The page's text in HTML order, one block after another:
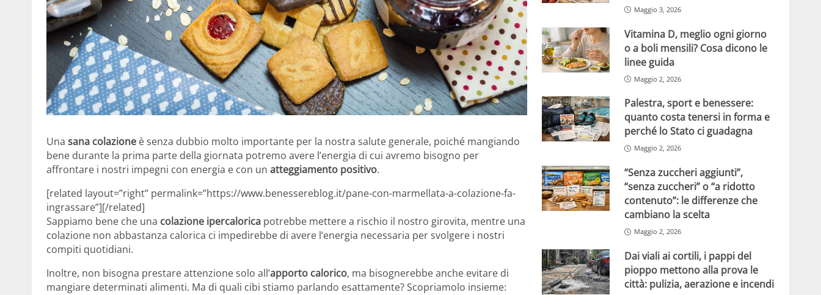
Una sana colazione è senza dubbio molto importante per la nostra salute generale, poiché mangiando
bene durante la prima parte della giornata potremo avere l’energia di cui avremo bisogno per
affrontare i nostri impegni con energia e con un atteggiamento positivo.
[related layout=”right” permalink=”https://www.benessereblog.it/pane-con-marmellata-a-colazione-fa-
ingrassare”][/related]
Sappiamo bene che una colazione ipercalorica potrebbe mettere a rischio il nostro girovita, mentre una
colazione non abbastanza calorica ci impedirebbe di avere l’energia necessaria per svolgere i nostri
compiti quotidiani.
Inoltre, non bisogna prestare attenzione solo all’apporto calorico, ma bisognerebbe anche evitare di
mangiare determinati alimenti. Ma di quali cibi stiamo parlando esattamente? Scopriamolo insieme:
Maggio 3, 2026
Vitamina D, meglio ogni giorno
o a boli mensili? Cosa dicono le
linee guida
Maggio 2, 2026
Palestra, sport e benessere:
quanto costa tenersi in forma e
perché lo Stato ci guadagna
Maggio 2, 2026
“Senza zuccheri aggiunti”,
“senza zuccheri” o “a ridotto
contenuto”: le differenze che
cambiano la scelta
Maggio 2, 2026
Dai viali ai cortili, i pappi del
pioppo mettono alla prova le
città: pulizia, aerazione e incendi